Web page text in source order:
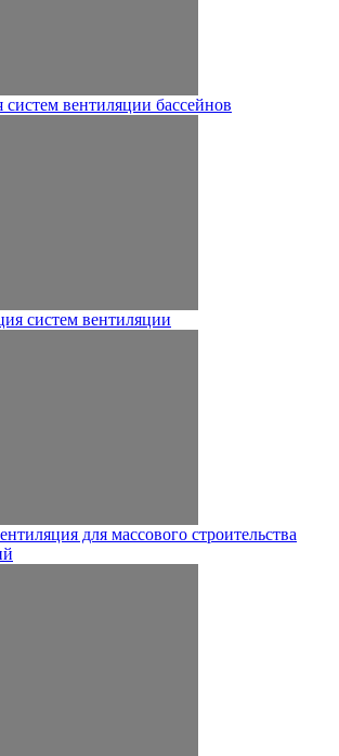
вентиляции бассейнов
систем вентиляции
для массового строительства